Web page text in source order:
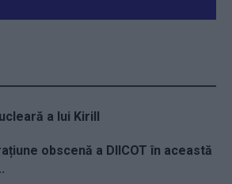
a lui Kirill
obscenă a DIICOT în această